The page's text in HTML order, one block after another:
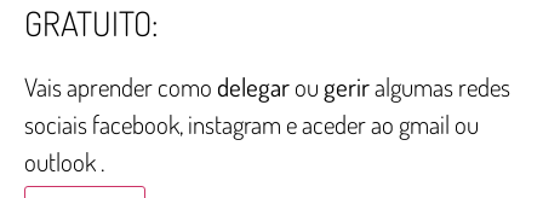
GRATUITO:
Vais aprender como delegarou geriralgumas redes
sociais facebook, instagram e aceder ao gmail ou
outlook .